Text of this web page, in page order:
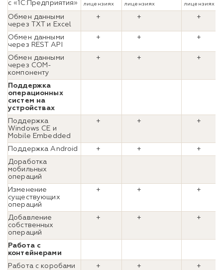
с «1С:Предприятия»
лицензиях
лицензиях
лицензиях
Обмен данными
через TXT и Excel
+ + +
Обмен данными
через REST API
+ + +
Обмен данными
через COM-
компоненту
+ + +
Поддержка
операционных
систем на
устройствах
Поддержка
Windows CE и
Mobile Embedded
+ + +
Поддержка Android + +
+
Доработка
мобильных
операций
Изменение
существующих
операций
+ + +
Добавление
собственных
операций
+ + +
Работа с
контейнерами
Работа с коробами
+ +
+